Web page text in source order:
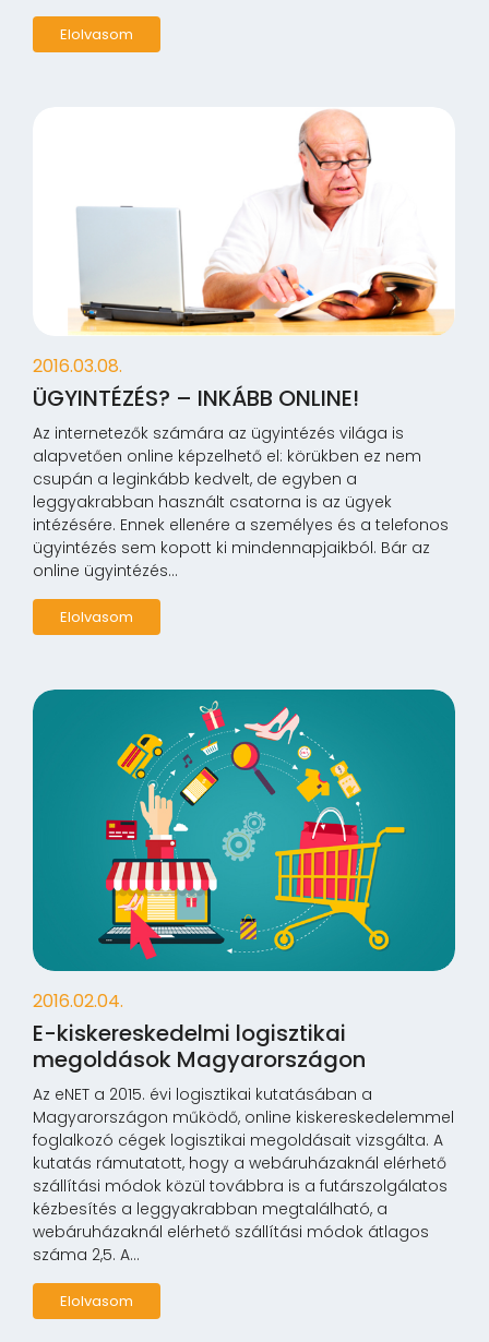
Elolvasom
2016.03.08.
ÜGYINTÉZÉS? – INKÁBB ONLINE!
Az internetezők számára az ügyintézés világa is
alapvetően online képzelhető el: körükben ez nem
csupán a leginkább kedvelt, de egyben a
leggyakrabban használt csatorna is az ügyek
intézésére. Ennek ellenére a személyes és a telefonos
ügyintézés sem kopott ki mindennapjaikból. Bár az
online ügyintézés...
Elolvasom
2016.02.04.
E-kiskereskedelmi logisztikai
megoldások Magyarországon
Az eNET a 2015. évi logisztikai kutatásában a
Magyarországon működő, online kiskereskedelemmel
foglalkozó cégek logisztikai megoldásait vizsgálta. A
kutatás rámutatott, hogy a webáruházaknál elérhető
szállítási módok közül továbbra is a futárszolgálatos
kézbesítés a leggyakrabban megtalálható, a
webáruházaknál elérhető szállítási módok átlagos
száma 2,5. A...
Elolvasom